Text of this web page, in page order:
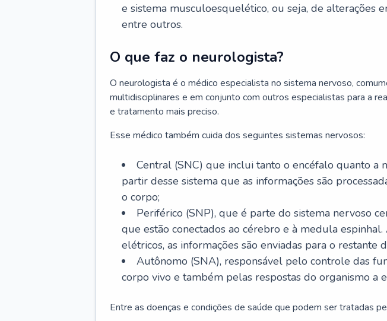
e sistema musculoesquelético, ou seja, de alterações
entre outros.
O que faz o neurologista?
O neurologista é o médico especialista no sistema nervoso,
multidisciplinares e em conjunto com outros especialistas para a
e tratamento mais preciso.
Esse médico também cuida dos seguintes sistemas nervosos:
Central (SNC) que inclui tanto o encéfalo quanto a
partir desse sistema que as informações são
o corpo;
Periférico (SNP), que é parte do sistema nervoso
que estão conectados ao cérebro e à medula
elétricos, as informações são enviadas para o restante
Autônomo (SNA), responsável pelo controle das
corpo vivo e também pelas respostas do organismo a
Entre as doenças e condições de saúde que podem ser tratadas